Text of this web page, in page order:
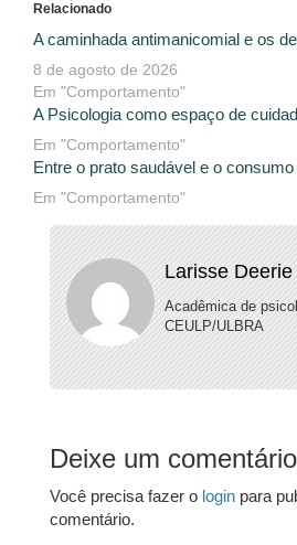
Relacionado
A caminhada antimanicomial e os
8 de agosto de 2026
Em "Comportamento"
A Psicologia como espaço de
Em "Comportamento"
Entre o prato saudável e o
Em "Comportamento"
Larisse
Acadêmica de
CEULP/ULBRA
Deixe um comentário
Você precisa fazer o login para
comentário.